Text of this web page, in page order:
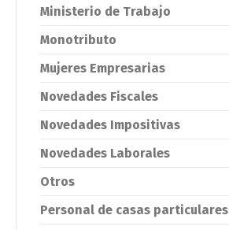
Ministerio de Trabajo
Monotributo
Mujeres Empresarias
Novedades Fiscales
Novedades Impositivas
Novedades Laborales
Otros
Personal de casas particulares